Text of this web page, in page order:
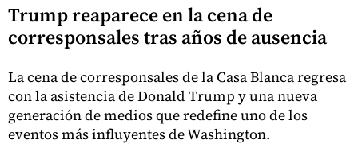
Trump reaparece en la cena de
corresponsales tras años de ausencia
La cena de corresponsales de la Casa Blanca regresa
con la asistencia de Donald Trump y una nueva
generación de medios que redefine uno de los
eventos más influyentes de Washington.